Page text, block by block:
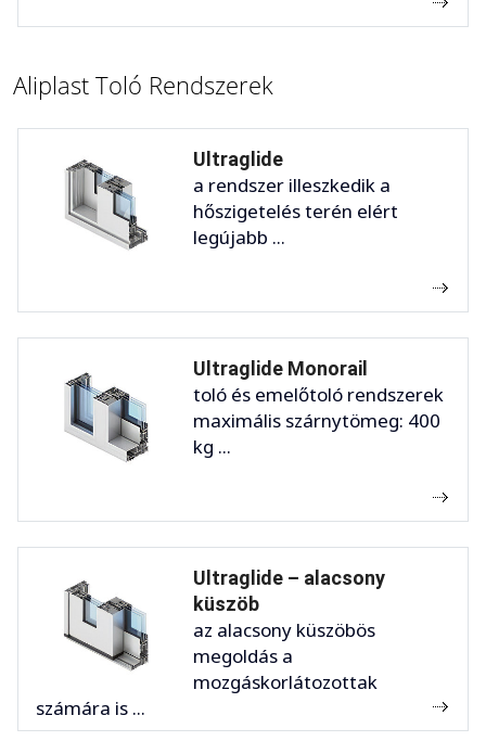
Aliplast Toló Rendszerek
Ultraglide
a rendszer illeszkedik a
hőszigetelés terén elért
legújabb ...
Ultraglide Monorail
toló és emelőtoló rendszerek
maximális szárnytömeg: 400
kg ...
Ultraglide – alacsony
küszöb
az alacsony küszöbös
megoldás a
mozgáskorlátozottak
számára is ...